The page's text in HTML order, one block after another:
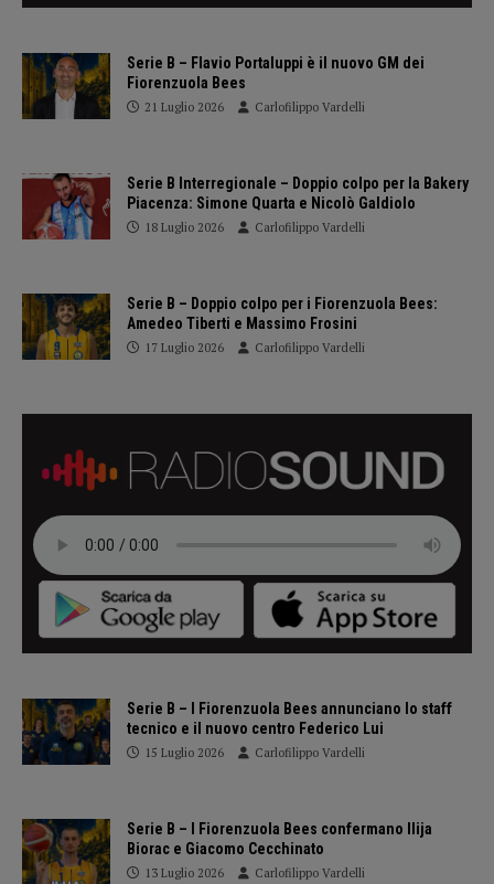
Serie B – Flavio Portaluppi è il nuovo GM dei
Fiorenzuola Bees
21 Luglio 2026 Carlofilippo Vardelli
Serie B Interregionale – Doppio colpo per la Bakery
Piacenza: Simone Quarta e Nicolò Galdiolo
18 Luglio 2026 Carlofilippo Vardelli
Serie B – Doppio colpo per i Fiorenzuola Bees:
Amedeo Tiberti e Massimo Frosini
17 Luglio 2026 Carlofilippo Vardelli
Serie B – I Fiorenzuola Bees annunciano lo staff
tecnico e il nuovo centro Federico Lui
15 Luglio 2026 Carlofilippo Vardelli
Serie B – I Fiorenzuola Bees confermano Ilija
Biorac e Giacomo Cecchinato
13 Luglio 2026 Carlofilippo Vardelli